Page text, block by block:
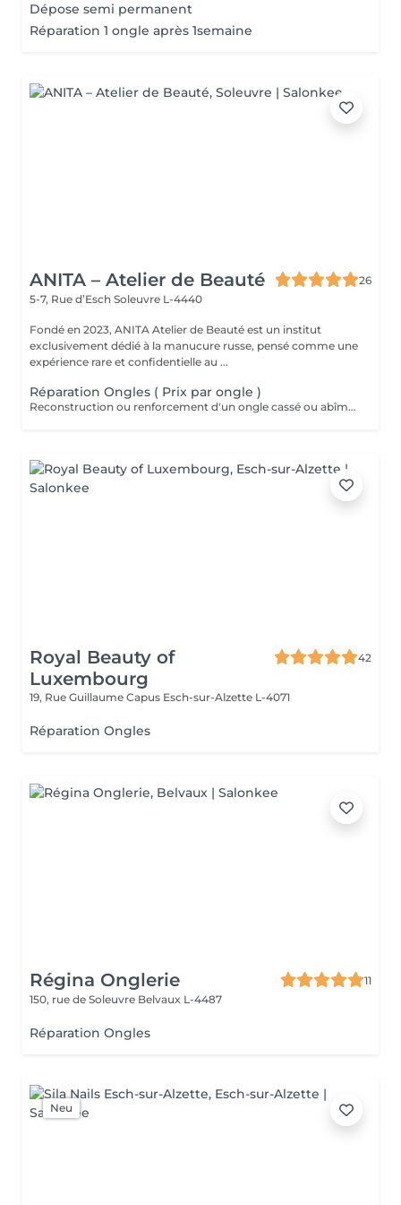
Dépose semi permanent
Réparation 1 ongle après 1semaine
ANITA – Atelier de Beauté
26
5-7, Rue d’Esch Soleuvre L-4440
Fondé en 2023, ANITA Atelier de Beauté est un institut
exclusivement dédié à la manucure russe, pensé comme une
expérience rare et confidentielle au ...
Réparation Ongles ( Prix par ongle )
Reconstruction ou renforcement d'un ongle cassé ou abîmé dans la semaine suivant la prestation.
Royal Beauty of
Luxembourg
42
19, Rue Guillaume Capus Esch-sur-Alzette L-4071
Réparation Ongles
Régina Onglerie
11
150, rue de Soleuvre Belvaux L-4487
Réparation Ongles
Neu